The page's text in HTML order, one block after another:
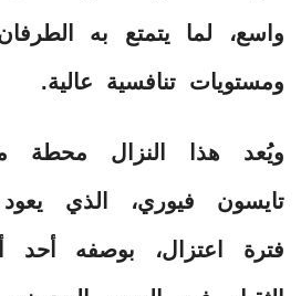
واسع، لما يتمتع به
ومستويات تنافسية عالية.
ويُعد هذا النزال محطة
تايسون فيوري، الذي
فترة اعتزال، بوصفه أحد